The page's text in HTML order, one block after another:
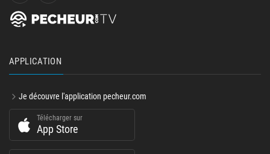
APPLICATION
Je découvre l'application pecheur.com
Télécharger sur
App Store